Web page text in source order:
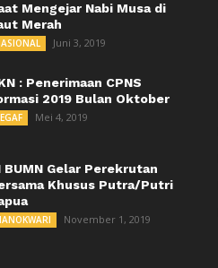
Mengejar Nabi Musa di
Merah
Juni 3, 2019
: Penerimaan CPNS
2019 Bulan Oktober
Mei 4, 2019
BUMN Gelar Perekrutan
Khusus Putra/Putri
November 1, 2019